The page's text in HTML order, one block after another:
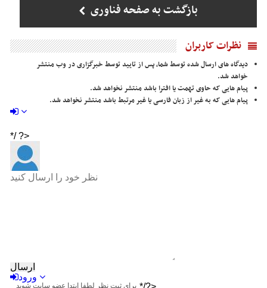
بازگشت به صفحه فناوری
نظرات کاربران
دیدگاه های ارسال شده توسط شما، پس از تایید توسط خبرگزاری در وب منتشر
خواهد شد.
پیام هایی که حاوی تهمت یا افترا باشد منتشر نخواهد شد.
پیام هایی که به غیر از زبان فارسی یا غیر مرتبط باشد منتشر نخواهد شد.